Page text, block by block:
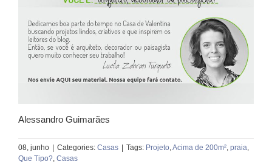
Alessandro Guimarães
08, junho | Categories: Casas | Tags: Projeto Acima de 200m² praia
Que Tipo? Casas